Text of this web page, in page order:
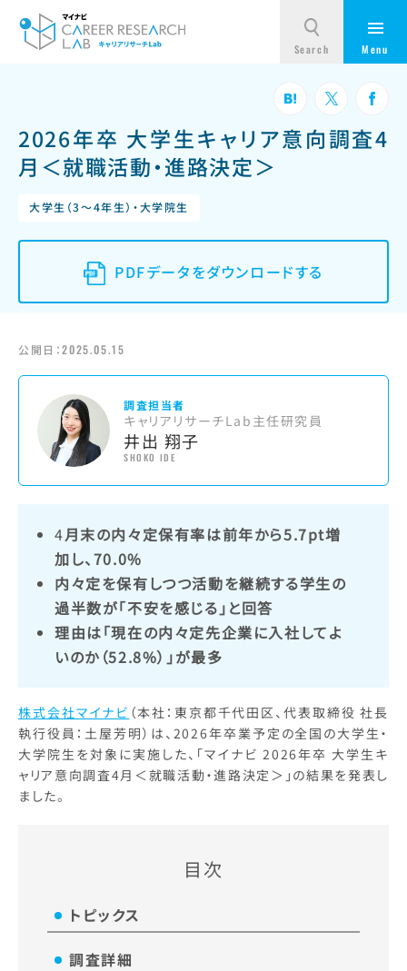
2026年卒 大学生キャリア意向調査4
月＜就職活動・進路決定＞
大学生（3～4年生）・大学院生
PDFデータをダウンロードする
公開日：2025.05.15
調査担当者
キャリアリサーチLab主任研究員
井出 翔子
SHOKO IDE
4月末の内々定保有率は前年から5.7pt増
加し、70.0%
内々定を保有しつつ活動を継続する学生の
過半数が「不安を感じる」と回答
理由は「現在の内々定先企業に入社してよ
いのか（52.8%）」が最多
株式会社マイナビ （本社：東京都千代田区、代表取締役 社長
執行役員：土屋芳明）は、2026年卒業予定の全国の大学生・
大学院生を対象に実施した、「マイナビ 2026年卒 大学生キ
ャリア意向調査4月＜就職活動・進路決定＞」の結果を発表し
ました。
目次
トピックス
調査詳細